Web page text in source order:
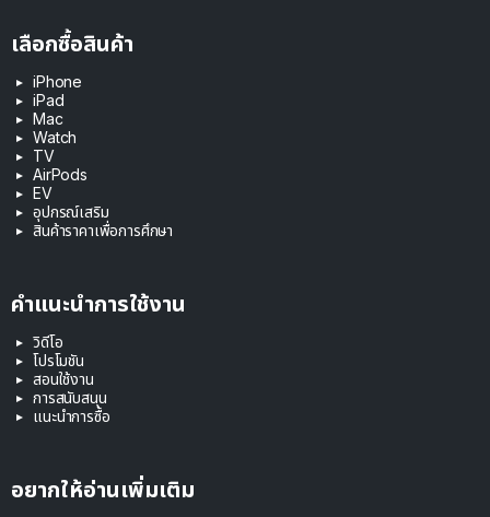
เลือกซื้อสินค้า
iPhone
iPad
Mac
Watch
TV
AirPods
EV
อุปกรณ์เสริม
สินค้าราคาเพื่อการศึกษา
คำแนะนำการใช้งาน
วิดีโอ
โปรโมชัน
สอนใช้งาน
การสนับสนุน
แนะนำการซื้อ
อยากให้อ่านเพิ่มเติม